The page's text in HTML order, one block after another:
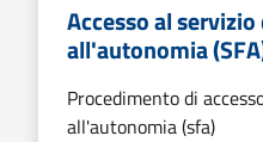
Accesso al
all'autonomia
Procedimento di
all'autonomia (sfa)